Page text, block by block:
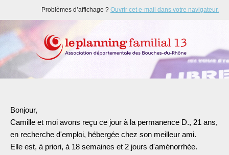
Problèmes d’affichage ? Ouvrir cet e-mail dans votre navigateur.
Bonjour,
Camille et moi avons reçu ce jour à la permanence D., 21 ans,
en recherche d'emploi, hébergée chez son meilleur ami.
Elle est, à priori, à 18 semaines et 2 jours d'aménorrhée.